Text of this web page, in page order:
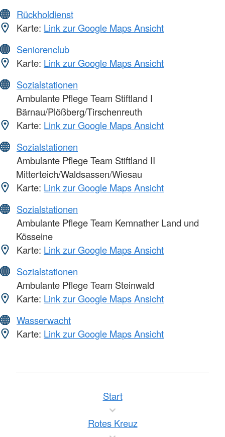
Rückholdienst
Karte: Link zur Google Maps Ansicht
Seniorenclub
Karte: Link zur Google Maps Ansicht
Sozialstationen
Ambulante Pflege Team Stiftland I
Bärnau/Plößberg/Tirschenreuth
Karte: Link zur Google Maps Ansicht
Sozialstationen
Ambulante Pflege Team Stiftland II
Mitterteich/Waldsassen/Wiesau
Karte: Link zur Google Maps Ansicht
Sozialstationen
Ambulante Pflege Team Kemnather Land und
Kösseine
Karte: Link zur Google Maps Ansicht
Sozialstationen
Ambulante Pflege Team Steinwald
Karte: Link zur Google Maps Ansicht
Wasserwacht
Karte: Link zur Google Maps Ansicht
Start
Rotes Kreuz